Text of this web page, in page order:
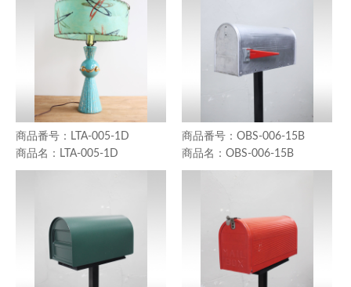
LTA-005-1D
LTA-005-1D
OBS-006-15B
OBS-006-15B